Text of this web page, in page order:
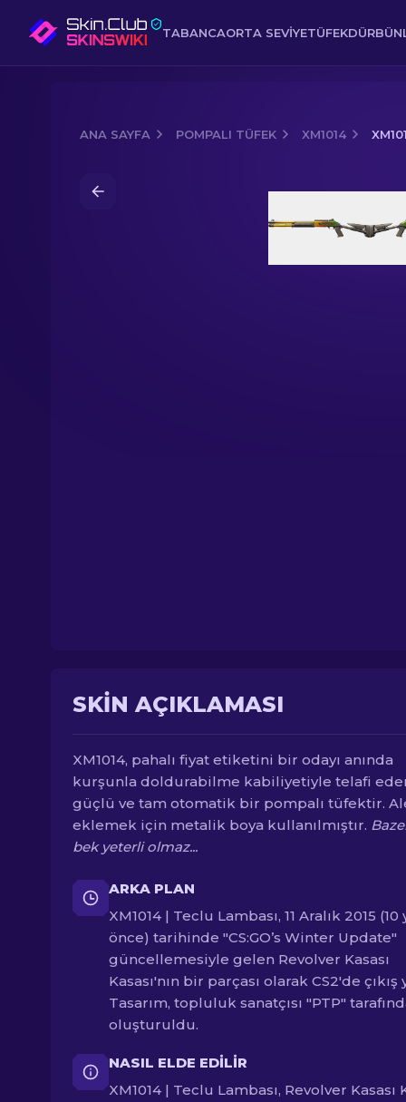
TABANCAORTA SEVIYETÜFEK
ANA SAYFA POMPALI TÜFEK XM1014
SKIN AÇIKLAMASI
XM1014, pahalı fiyat etiketini bir odayı anında
kurşunla doldurabilme kabiliyetiyle telafi
güçlü ve tam otomatik bir pompalı tüfektir.
eklemek için metalik boya kullanılmıştır.
bek yeterli olmaz...
ARKA PLAN
XM1014 | Teclu Lambası, 11 Aralık 2015 (10
önce) tarihinde "CS:GO’s Winter Update"
güncellemesiyle gelen Revolver Kasası
Kasası'nın bir parçası olarak CS2'de çıkış
Tasarım, topluluk sanatçısı "PTP"
oluşturuldu.
NASIL ELDE EDILIR
XM1014 | Teclu Lambası, Revolver Kasası